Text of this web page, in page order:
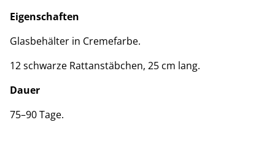
Eigenschaften
Glasbehälter in Cremefarbe.
12 schwarze Rattanstäbchen, 25 cm lang.
Dauer
75–90 Tage.